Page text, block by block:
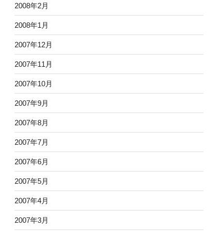
2008年2月
2008年1月
2007年12月
2007年11月
2007年10月
2007年9月
2007年8月
2007年7月
2007年6月
2007年5月
2007年4月
2007年3月